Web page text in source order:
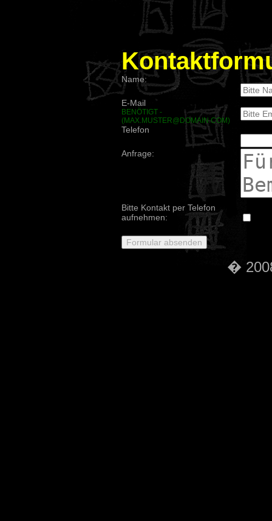
Name:
E-Mail
BENÖTIGT -
(MAX.MUSTER@DOMAIN.COM)
Telefon
Anfrage:
Bitte Kontakt per Telefon
aufnehmen:
�